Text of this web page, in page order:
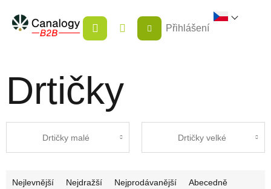
obsah
NÁKUPNÍ
KOŠÍK
Přihlášení
Drtičky
Drtičky malé Drtičky velké
Ř
Nejlevnější Nejdražší Nejprodávanější Abecedně